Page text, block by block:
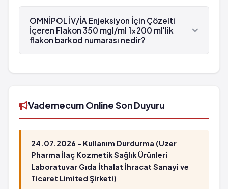
Eğer bu yan etkilerden herhangi biri siz hastaneden
ayrıldıktan sonra ortaya çıkarsa, en yakın
hastanenin acil servisine başvurunuz.
OMNİPOL İV/İA Enjeksiyon İçin Çözelti İçeren
Flakon 350 mgI/ml 1x200 ml'lik flakon , Polifarma
tarafından üretilmektedir.
OMNİPOL İV/İA Enjeksiyon İçin Çözelti
İçeren Flakon 350 mgI/ml 1x200 ml'lik
flakon barkod numarası nedir?
Flakon 350 mgI/ml 1x200 ml'lik flakon'in barkod
Vademecum Online Son Duyuru
24.07.2026 - Kullanım Durdurma (Uzer
Pharma İlaç Kozmetik Sağlık Ürünleri
Laboratuvar Gıda İthalat İhracat Sanayi ve
Ticaret Limited Şirketi)